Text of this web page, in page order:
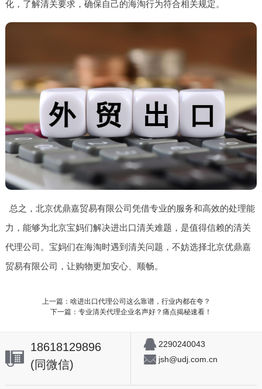
化，了解清关要求，确保自己的海淘行为符合相关规定。
总之，北京优鼎嘉贸易有限公司凭借专业的服务和高效的处理能
力，能够为北京宝妈们解决进出口清关难题，是值得信赖的清关
代理公司。宝妈们在海淘时遇到清关问题，不妨选择北京优鼎嘉
贸易有限公司，让购物更加安心、顺畅。
上一篇：啥进出口代理公司这么靠谱，行业内都在夸？
下一篇：专业清关代理企业名声好？痛点揭秘速看！
18618129896
(同微信)
2290240043
jsh@udj.com.cn